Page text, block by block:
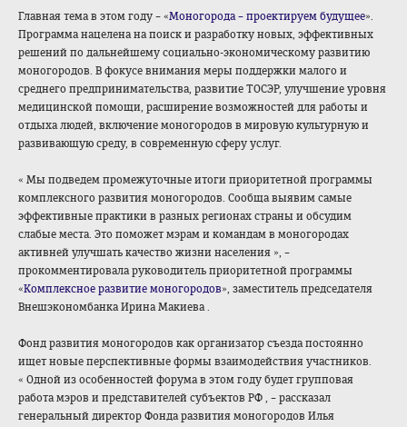
Главная тема в этом году – «Моногорода – проектируем будущее».
Программа нацелена на поиск и разработку новых, эффективных
решений по дальнейшему социально-экономическому развитию
моногородов. В фокусе внимания меры поддержки малого и
среднего предпринимательства, развитие ТОСЭР, улучшение уровня
медицинской помощи, расширение возможностей для работы и
отдыха людей, включение моногородов в мировую культурную и
развивающую среду, в современную сферу услуг.
« Мы подведем промежуточные итоги приоритетной программы
комплексного развития моногородов. Сообща выявим самые
эффективные практики в разных регионах страны и обсудим
слабые места. Это поможет мэрам и командам в моногородах
активней улучшать качество жизни населения », –
прокомментировала руководитель приоритетной программы
«Комплексное развитие моногородов», заместитель председателя
ВнешэкономбанкаИрина Макиева.
Фонд развития моногородов как организатор съезда постоянно
ищет новые перспективные формы взаимодействия участников.
« Одной из особенностей форума в этом году будет групповая
работа мэров и представителей субъектов РФ , – рассказал
генеральный директор Фонда развития моногородов Илья